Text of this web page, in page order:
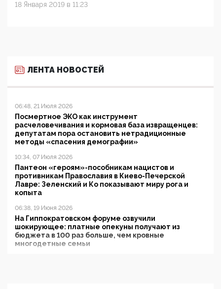
18 Января 2019 в 11:23
ЛЕНТА НОВОСТЕЙ
06:48, 21 Июля 2026
Посмертное ЭКО как инструмент
расчеловечивания и кормовая база извращенцев:
депутатам пора остановить нетрадиционные
методы «спасения демографии»
10:34, 07 Июля 2026
Пантеон «героям»-пособникам нацистов и
противникам Православия в Киево-Печерской
Лавре: Зеленский и Ко показывают миру рога и
копыта
06:38, 19 Июня 2026
На Гиппократовском форуме озвучили
шокирующее: платные опекуны получают из
бюджета в 100 раз больше, чем кровные
многодетные семьи